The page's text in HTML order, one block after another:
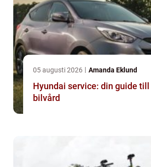
05 augusti 2026 Amanda Eklund
Hyundai service: din guide till
bilvård